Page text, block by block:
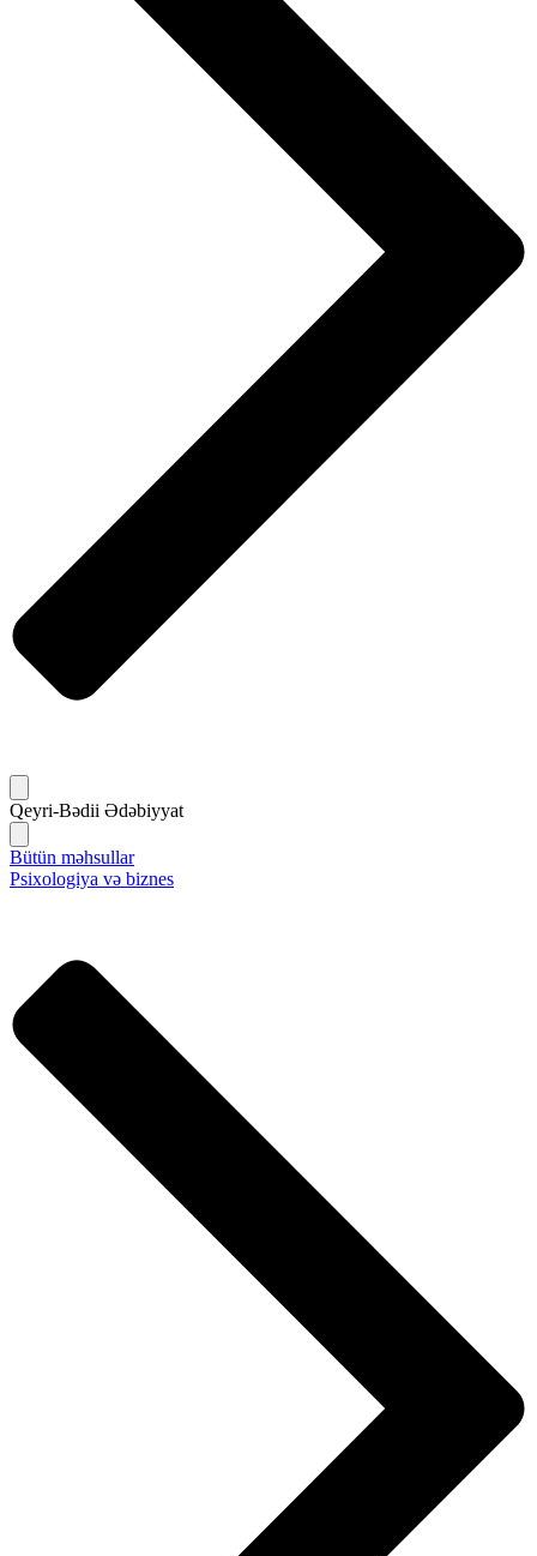
Qeyri-Bədii Ədəbiyyat
Bütün məhsullar
Psixologiya və biznes